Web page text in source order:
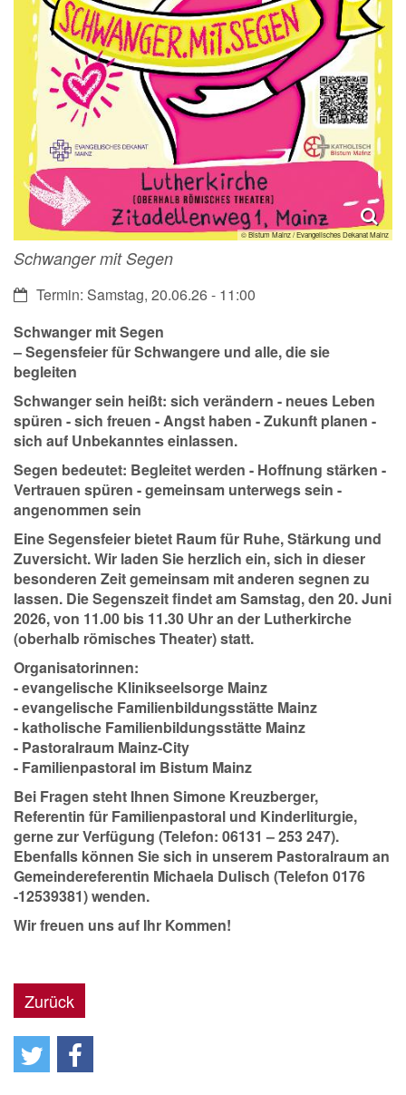
© Bistum Mainz / Evangelisches Dekanat Mainz
Schwanger mit Segen
Datum:Termin: Samstag, 20.06.26 - 11:00
Schwanger mit Segen
– Segensfeier für Schwangere und alle, die sie
begleiten
Schwanger sein heißt: sich verändern - neues Leben
spüren - sich freuen - Angst haben - Zukunft planen -
sich auf Unbekanntes einlassen.
Segen bedeutet: Begleitet werden - Hoffnung stärken -
Vertrauen spüren - gemeinsam unterwegs sein -
angenommen sein
Eine Segensfeier bietet Raum für Ruhe, Stärkung und
Zuversicht. Wir laden Sie herzlich ein, sich in dieser
besonderen Zeit gemeinsam mit anderen segnen zu
lassen. Die Segenszeit findet amSamstag, den 20. Juni
2026, von 11.00 bis 11.30 Uhran der Lutherkirche
(oberhalb römisches Theater) statt.
Organisatorinnen:
- evangelische Klinikseelsorge Mainz
- evangelische Familienbildungsstätte Mainz
- katholische Familienbildungsstätte Mainz
- Pastoralraum Mainz-City
- Familienpastoral im Bistum Mainz
Bei Fragen steht Ihnen Simone Kreuzberger,
Referentin für Familienpastoral und Kinderliturgie,
gerne zur Verfügung (Telefon: 06131 – 253 247).
Ebenfalls können Sie sich in unserem Pastoralraum an
Gemeindereferentin Michaela Dulisch (Telefon 0176
-12539381) wenden.
Wir freuen uns auf Ihr Kommen!
Zurück